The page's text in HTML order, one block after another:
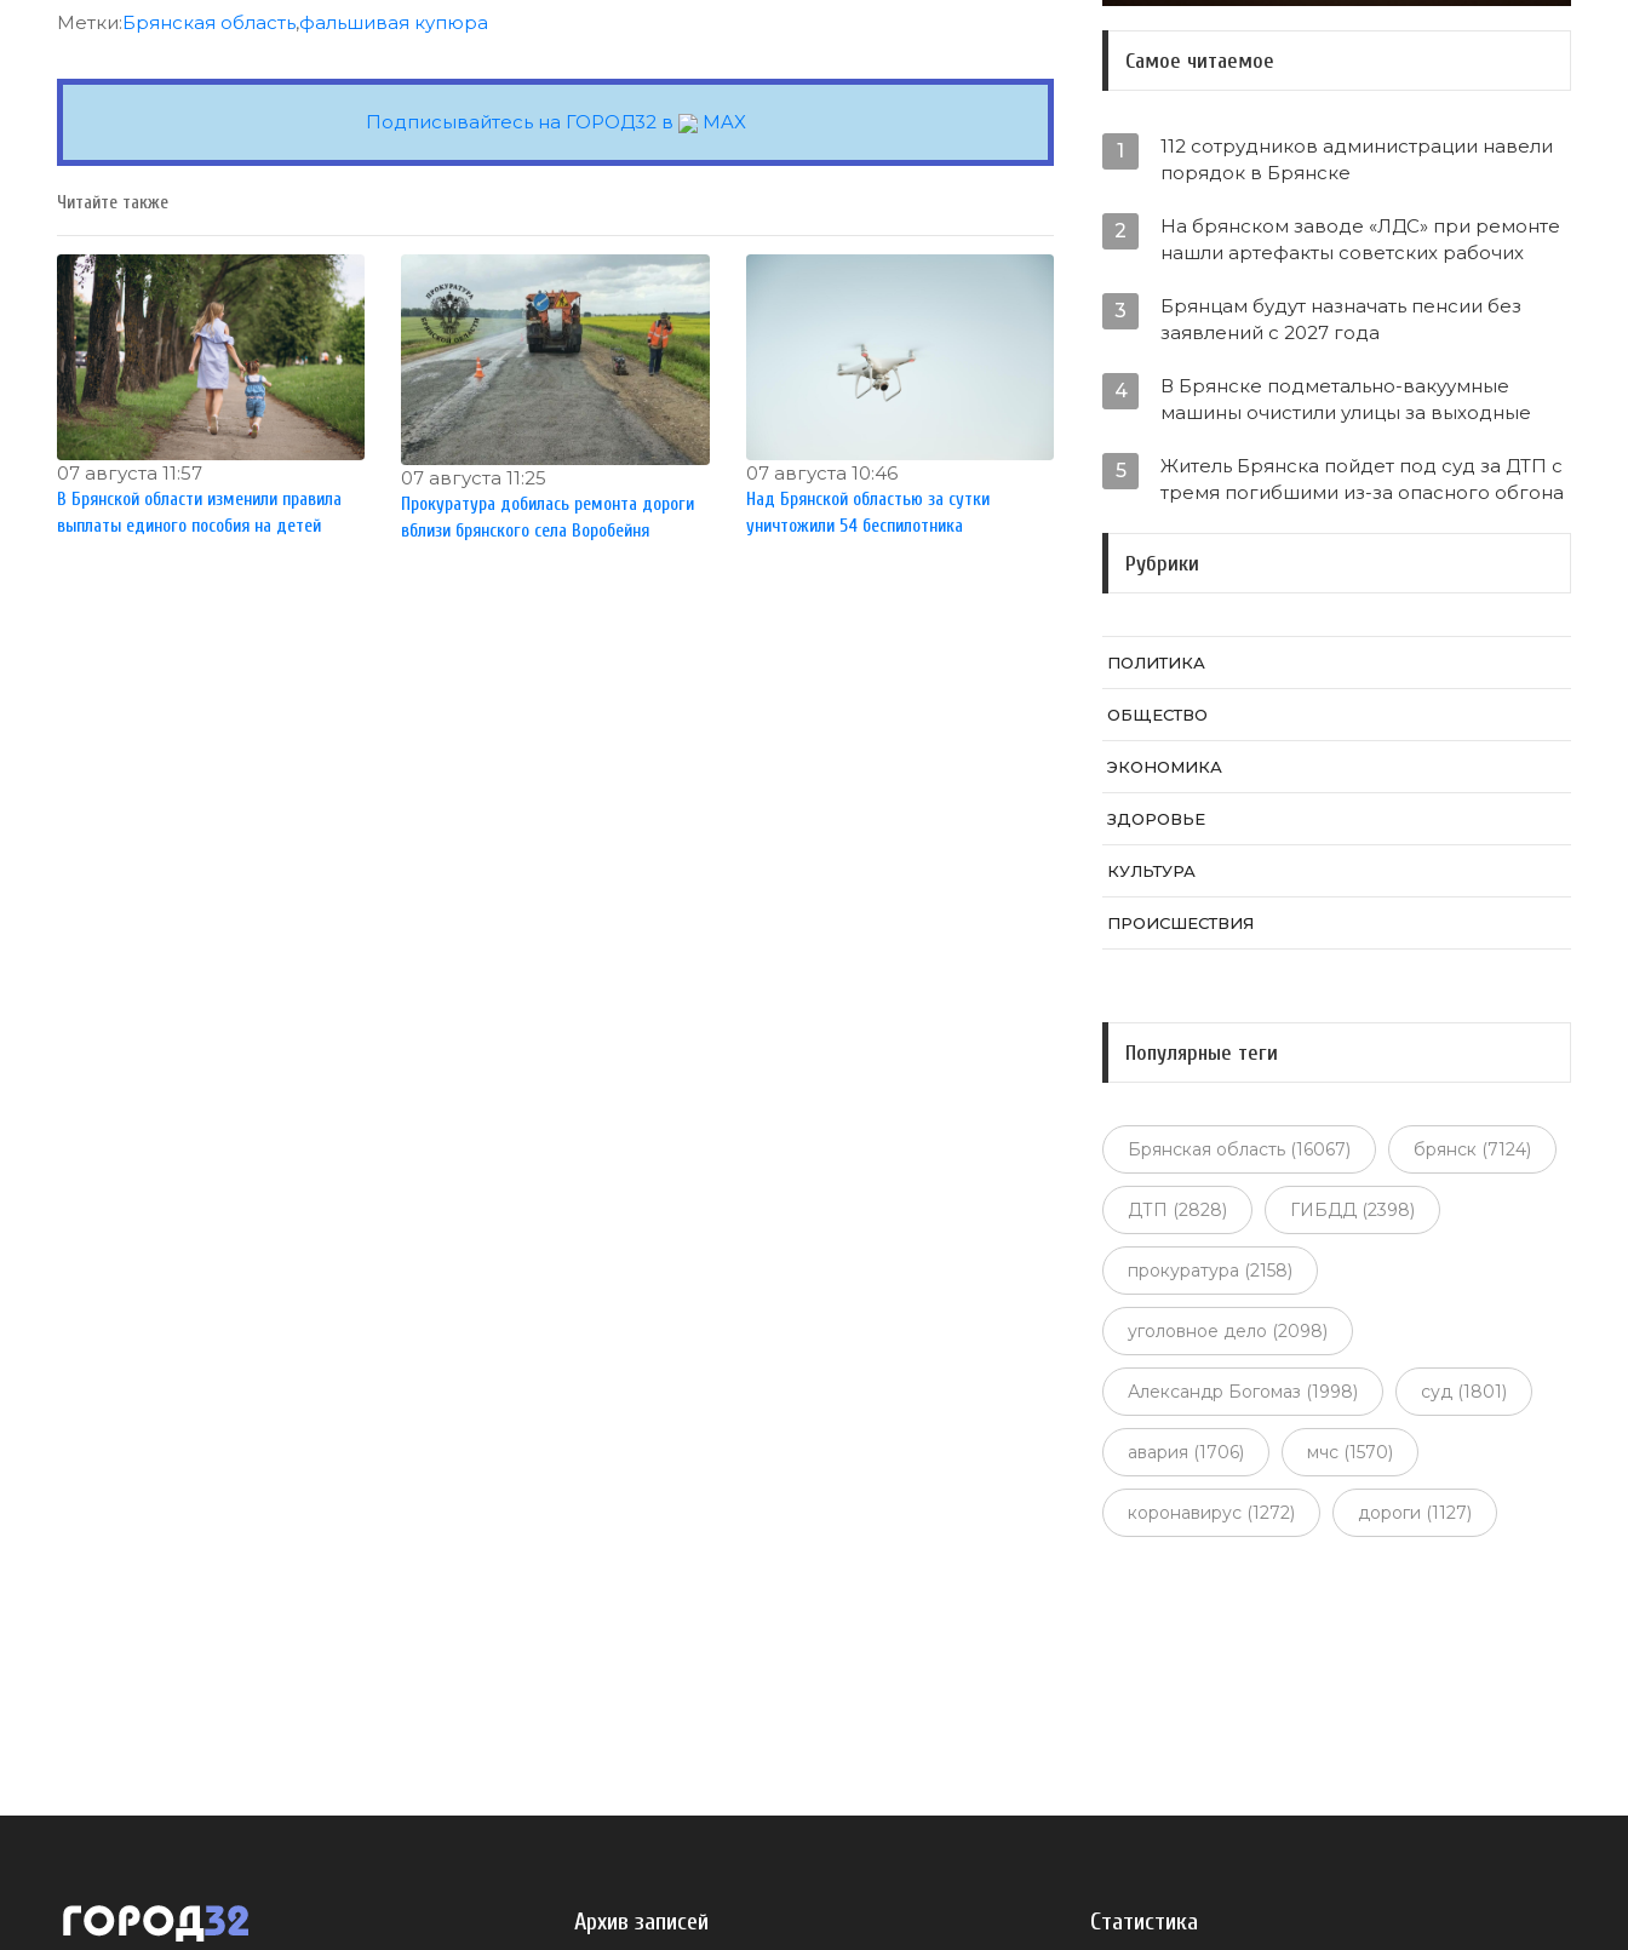
Метки:Брянская область,фальшивая купюра
Подписывайтесь на ГОРОД32 в MAX
Читайте также
07 августа 11:57
В Брянской области изменили правила
выплаты единого пособия на детей
07 августа 11:25
Прокуратура добилась ремонта дороги
вблизи брянского села Воробейня
07 августа 10:46
Над Брянской областью за сутки
уничтожили 54 беспилотника
Самое читаемое
1
112 сотрудников администрации навели
порядок в Брянске
2
На брянском заводе «ЛДС» при ремонте
нашли артефакты советских рабочих
3
Брянцам будут назначать пенсии без
заявлений с 2027 года
4
В Брянске подметально-вакуумные
машины очистили улицы за выходные
5
Житель Брянска пойдет под суд за ДТП с
тремя погибшими из-за опасного обгона
Рубрики
ПОЛИТИКА
ОБЩЕСТВО
ЭКОНОМИКА
ЗДОРОВЬЕ
КУЛЬТУРА
ПРОИСШЕСТВИЯ
Популярные теги
Брянская область (16067) брянск (7124)
ДТП (2828) ГИБДД (2398)
прокуратура (2158)
уголовное дело (2098)
Александр Богомаз (1998) суд (1801)
авария (1706) мчс (1570)
коронавирус (1272) дороги (1127)
Архив записей Статистика